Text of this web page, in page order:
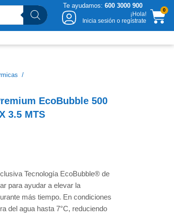
Te ayudamos: 600 3000 900
¡Hola!
Inicia sesión o regístrate
0
/
EcoBubble 500
3.5 MTS
Tecnología EcoBubble® de
para ayudar a elevar la
más tiempo. En condiciones
del agua hasta 7°C, reduciendo